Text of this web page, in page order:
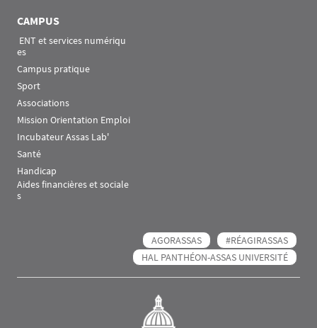
CAMPUS
es
Campus pratique
Sport
Associations
Mission Orientation Emploi
Incubateur Assas Lab'
Santé
Handicap
Aides financières et sociale
s
AGORASSAS
#RÉAGIRASSAS
HAL PANTHÉON-ASSAS UNIVERSITÉ